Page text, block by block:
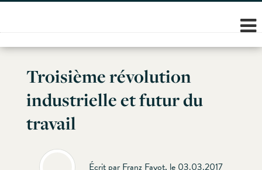
Skip
content
Troisième révolution
industrielle et futur du
travail
Écrit par Franz Fayot, le 03.03.2017